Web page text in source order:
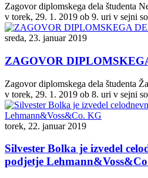
Zagovor diplomskega dela študenta
v torek, 29. 1. 2019 ob 9. uri v sejni
sreda, 23. januar 2019
ZAGOVOR
Zagovor diplomskega dela študenta
v torek, 29. 1. 2019 ob 8. uri v sejni
torek, 22. januar 2019
Silvester Bolka je izvedel
podjetje